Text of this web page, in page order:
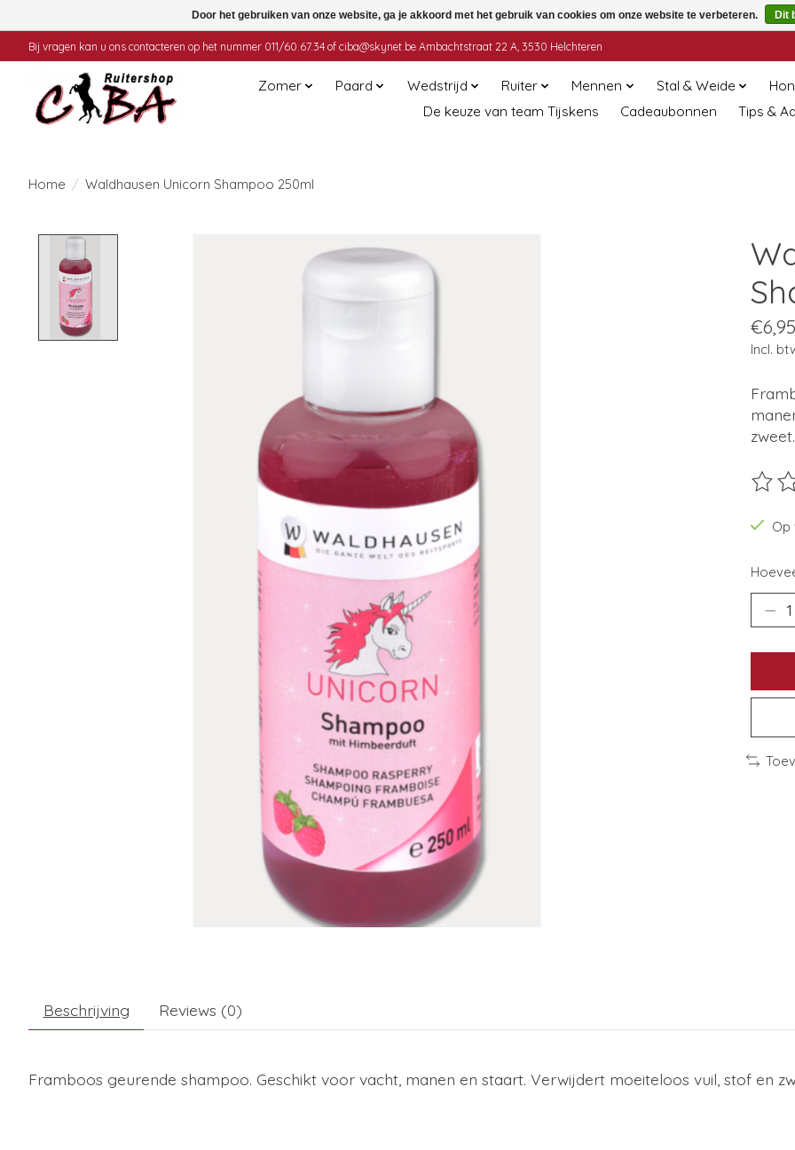
Bij vragen kan u ons contacteren op het nummer 011/60.67.34 of ciba@skynet.be Ambachtstraat 22 A, 3530 Helchteren
Zomer Paard Wedstrijd Ruiter Mennen Stal & Weide
De keuze van team Tijskens
Cadeaubonnen Tips &
Home / Waldhausen Unicorn Shampoo 250ml
Product image slideshow Items
€6,95
Incl.
zweet.
De
Beschrijving Reviews (0)
Framboos geurende shampoo. Geschikt voor vacht, manen en staart. Verwijdert moeiteloos vuil, stof en
Door het gebruiken van onze website, ga je akkoord met het gebruik van cookies om onze website te verbeteren. Dit